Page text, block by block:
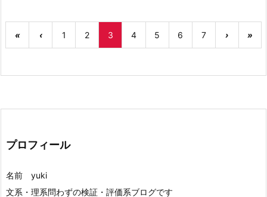
« ‹ 1 2 3 4 5 6 7 › »
プロフィール
名前 yuki
文系・理系問わずの検証・評価系ブログです